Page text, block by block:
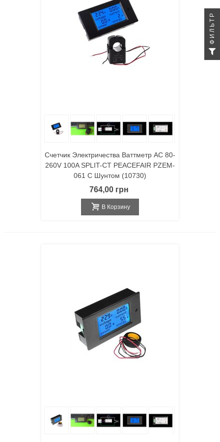
Счетчик Электричества Ваттметр AC 80-
260V 100A SPLIT-CT PEACEFAIR PZEM-
061 С Шунтом (10730)
764,00 грн
В Корзину
ФИЛЬТР